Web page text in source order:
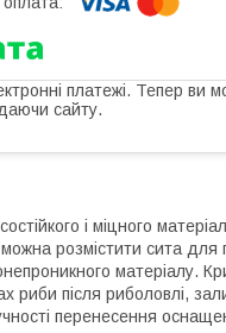
платежі. Тепер ви
сайту.
і міцного
розмістити сита для
матеріалу.
риби після риболовлі,
перенесення